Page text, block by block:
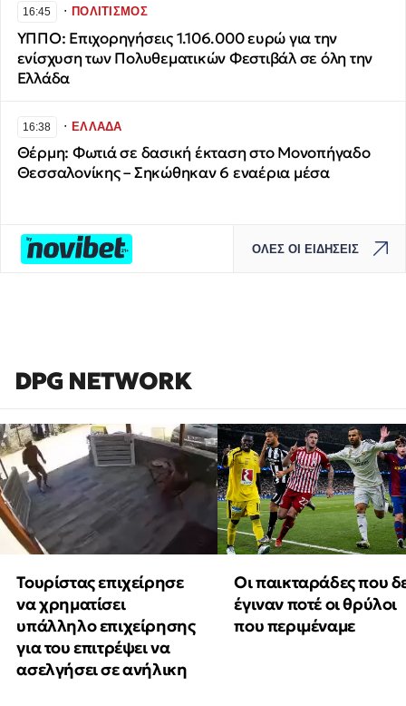
16:45 ∙ΠΟΛΙΤΙΣΜΟΣ
ΥΠΠΟ: Επιχορηγήσεις 1.106.000 ευρώ για την
ενίσχυση των Πολυθεματικών Φεστιβάλ σε όλη την
Ελλάδα
16:38 ∙ΕΛΛΑΔΑ
Θέρμη: Φωτιά σε δασική έκταση στο Μονοπήγαδο
Θεσσαλονίκης – Σηκώθηκαν 6 εναέρια μέσα
ΟΛΕΣ ΟΙ ΕΙΔΗΣΕΙΣ
DPG NETWORK
Τουρίστας επιχείρησε
να χρηματίσει
υπάλληλο επιχείρησης
για του επιτρέψει να
ασελγήσει σε ανήλικη
Οι παικταράδες που
έγιναν ποτέ οι θρύλοι
που περιμέναμε